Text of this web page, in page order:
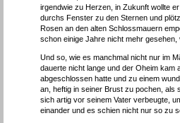
irgendwie zu Herzen, in Zukunft wollte
durchs Fenster zu den Sternen und
Rosen an den alten Schlossmauern
schon einige Jahre nicht mehr
Und so, wie es manchmal nicht nur im
dauerte nicht lange und der Oheim kam
abgeschlossen hatte und zu einem
an, heftig in seiner Brust zu pochen, als
sich artig vor seinem Vater verbeugte,
einander und es schien nicht nur so zu